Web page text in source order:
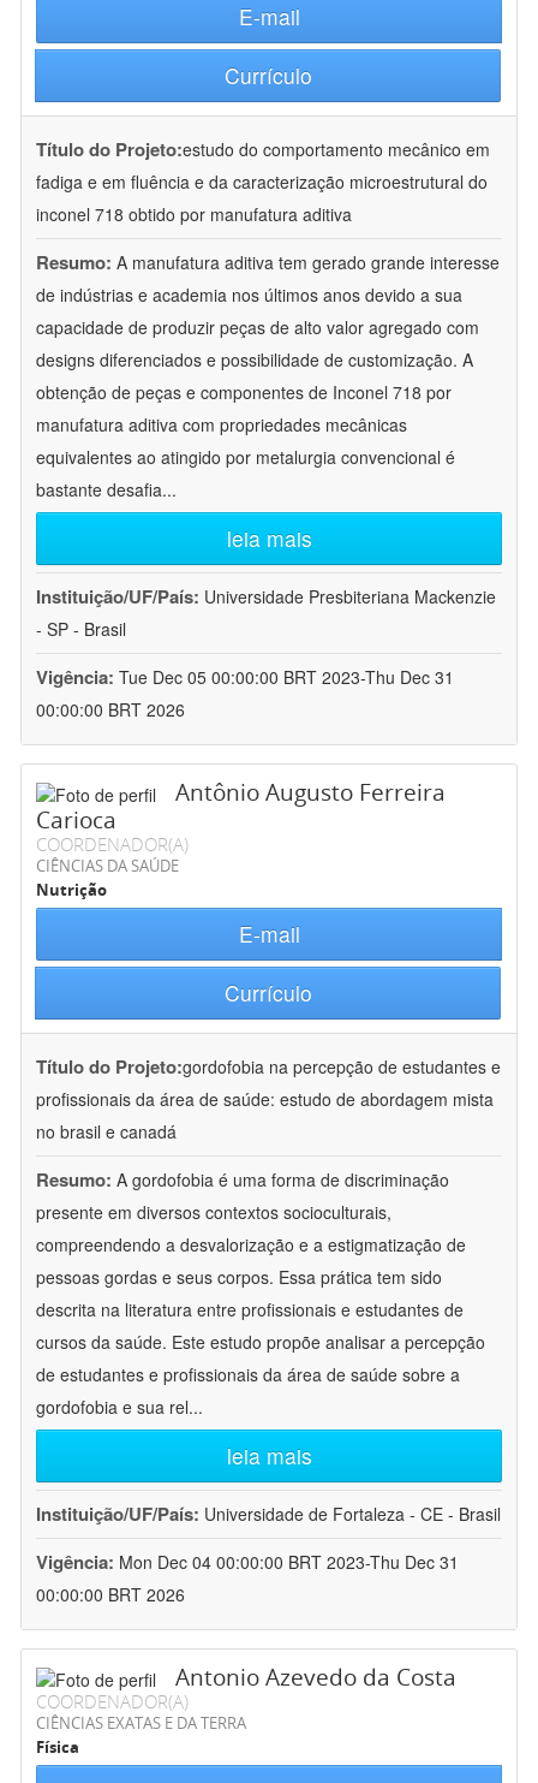
E-mail
Currículo
Título do Projeto:estudo do comportamento mecânico em
fadiga e em fluência e da caracterização microestrutural do
inconel 718 obtido por manufatura aditiva
Resumo: A manufatura aditiva tem gerado grande interesse
de indústrias e academia nos últimos anos devido a sua
capacidade de produzir peças de alto valor agregado com
designs diferenciados e possibilidade de customização. A
obtenção de peças e componentes de Inconel 718 por
manufatura aditiva com propriedades mecânicas
equivalentes ao atingido por metalurgia convencional é
bastante desafia...
leia mais
Instituição/UF/País: Universidade Presbiteriana Mackenzie
- SP - Brasil
Vigência: Tue Dec 05 00:00:00 BRT 2023-Thu Dec 31
00:00:00 BRT 2026
Antônio Augusto Ferreira
Carioca
COORDENADOR(A)
CIÊNCIAS DA SAÚDE
Nutrição
E-mail
Currículo
Título do Projeto:gordofobia na percepção de estudantes e
profissionais da área de saúde: estudo de abordagem mista
no brasil e canadá
Resumo: A gordofobia é uma forma de discriminação
presente em diversos contextos socioculturais,
compreendendo a desvalorização e a estigmatização de
pessoas gordas e seus corpos. Essa prática tem sido
descrita na literatura entre profissionais e estudantes de
cursos da saúde. Este estudo propõe analisar a percepção
de estudantes e profissionais da área de saúde sobre a
gordofobia e sua rel...
leia mais
Instituição/UF/País: Universidade de Fortaleza - CE - Brasil
Vigência: Mon Dec 04 00:00:00 BRT 2023-Thu Dec 31
00:00:00 BRT 2026
Antonio Azevedo da Costa
COORDENADOR(A)
CIÊNCIAS EXATAS E DA TERRA
Física